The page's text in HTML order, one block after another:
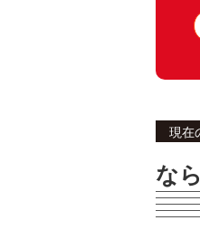
現在
な